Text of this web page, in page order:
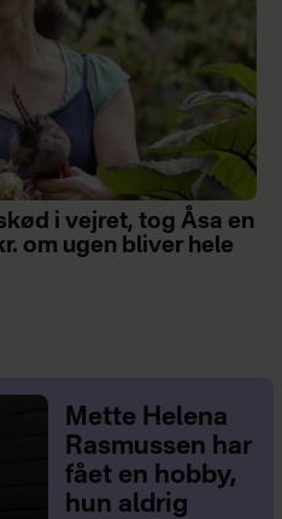
i vejret, tog Åsa en
om ugen bliver hele
Mette Helena
Rasmussen har
fået en hobby,
hun aldrig